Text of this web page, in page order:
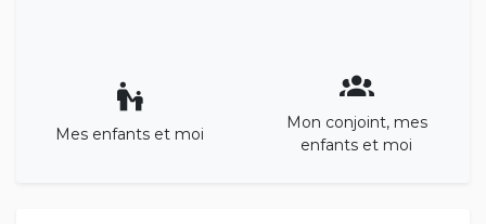
Mes enfants et moi
Mon conjoint, mes
enfants et moi